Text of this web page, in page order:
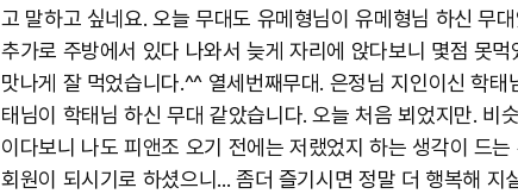
고 말하고 싶네요. 오늘 무대도 유메형님이 유메형님 하신 무대
추가로 주방에서 있다 나와서 늦게 자리에 앉다보니 몇점 못먹
맛나게 잘 먹었습니다.^^ 열세번째무대. 은정님 지인이신 학태
태님이 학태님 하신 무대 같았습니다. 오늘 처음 뵈었지만. 비
이다보니 나도 피앤조 오기 전에는 저랬었지 하는 생각이 드
회원이 되시기로 하셨으니... 좀더 즐기시면 정말 더 행복해 지